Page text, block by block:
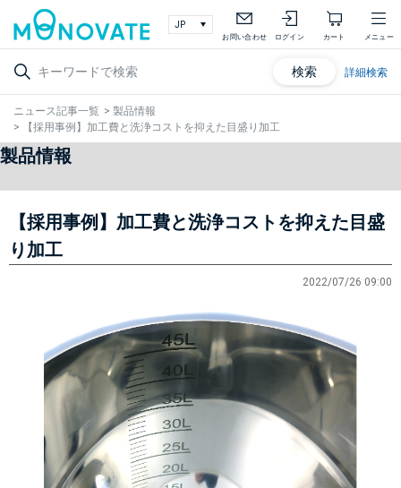
お問い合わせ ログイン カート メニュー
検索 詳細検索
ニュース記事一覧 > 製品情報
>
【採用事例】加工費と洗浄コストを抑えた目盛り加工
製品情報
【採用事例】加工費と洗浄コストを抑えた目盛
り加工
2022/07/26 09:00